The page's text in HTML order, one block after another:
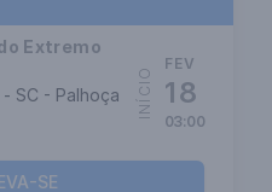
Extremo
SC - Palhoça
INÍCIO
FEV
18
03:00
SE